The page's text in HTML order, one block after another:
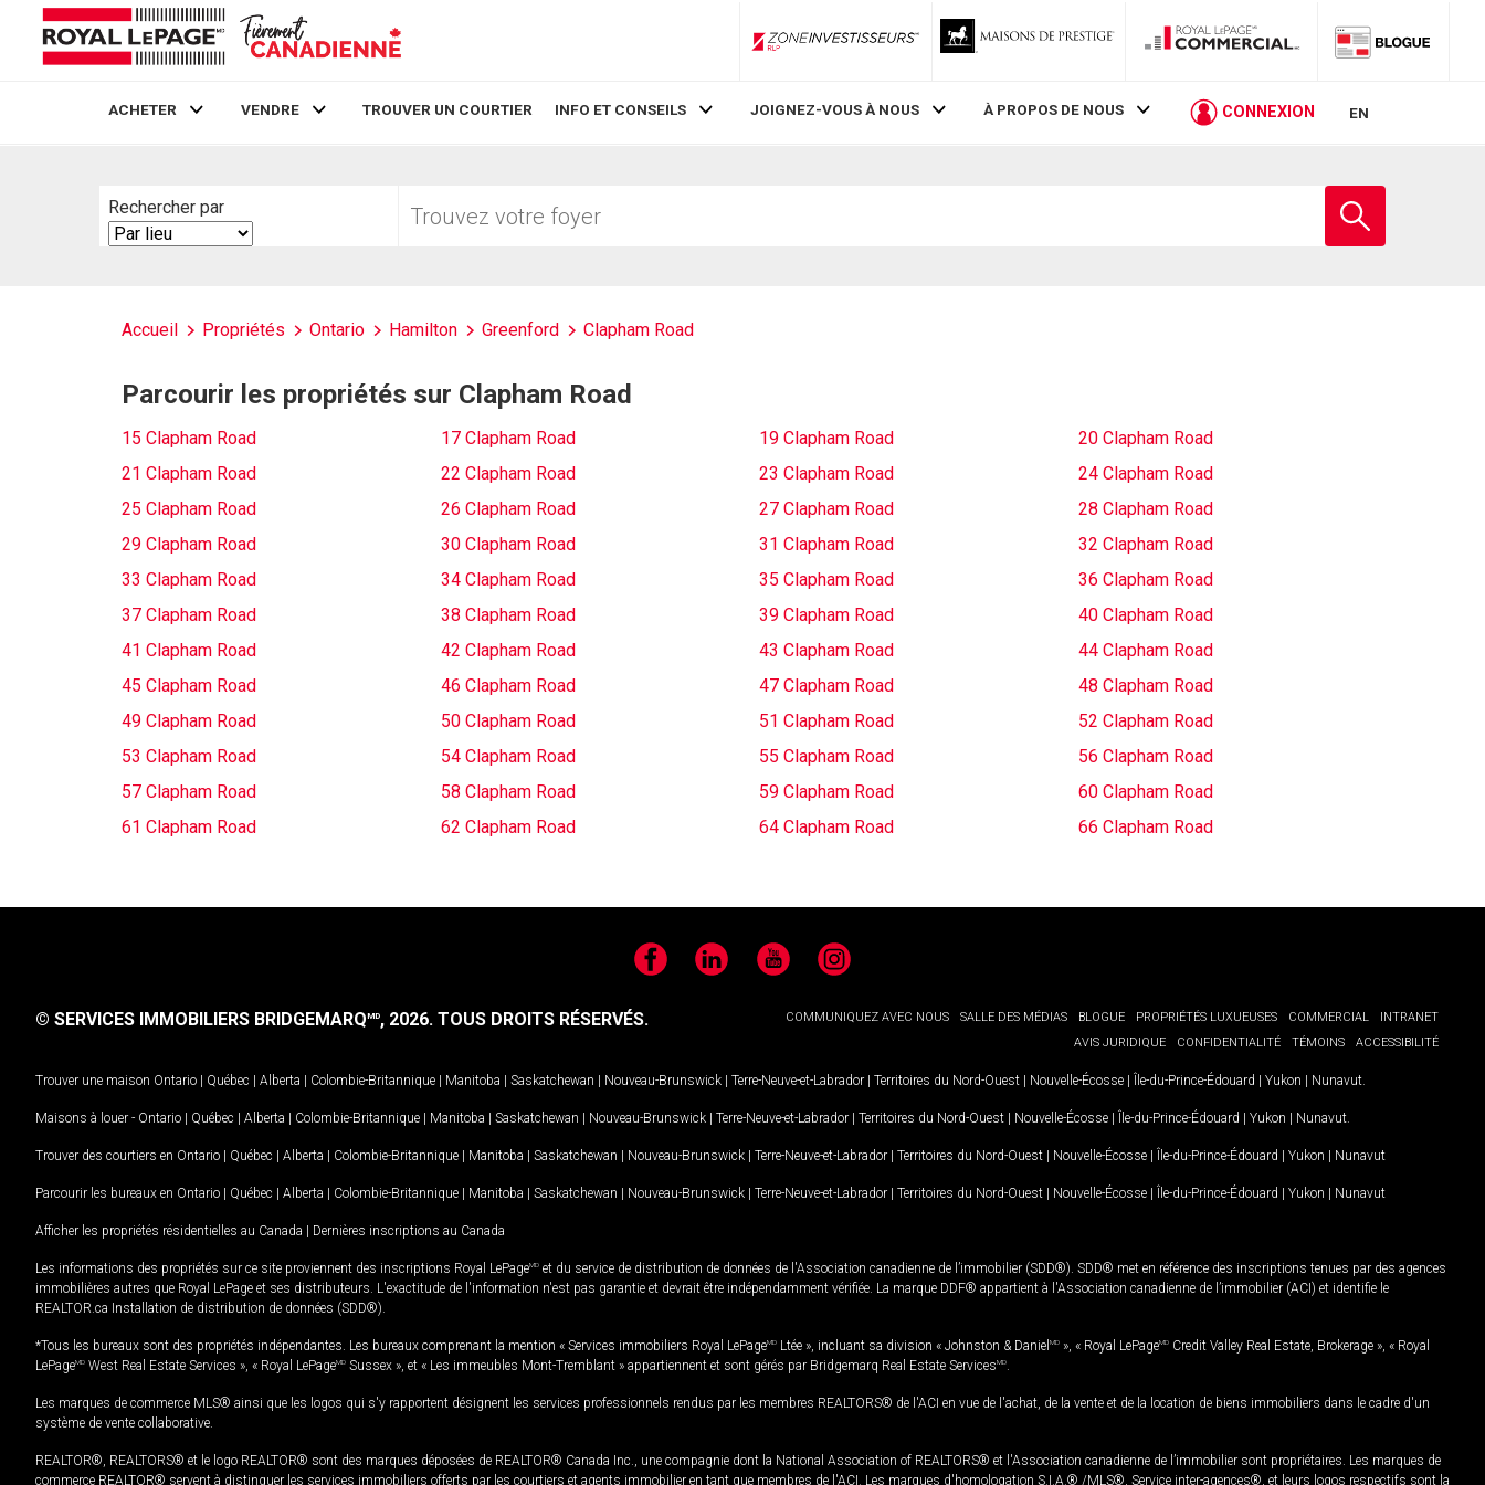
ZoneInvestisseurs RLP
ACHETER VENDRE TROUVER UN COURTIER INFO ET CONSEILS JOIGNEZ-VOUS À NOUS À PROPOS DE NOUS CONNEXION EN
Rechercher par
Search
By
votre
Accueil Propriétés Ontario Hamilton Greenford Clapham Road
Parcourir les propriétés sur Clapham Road
15 Clapham Road 17 Clapham Road 19 Clapham Road
20 Clapham Road
21 Clapham Road
22 Clapham Road 23 Clapham Road
24 Clapham Road
25 Clapham Road
26 Clapham Road 27 Clapham Road
28 Clapham Road
29 Clapham Road
30 Clapham Road 31 Clapham Road
32 Clapham Road
33 Clapham Road
34 Clapham Road 35 Clapham Road
36 Clapham Road
37 Clapham Road
38 Clapham Road 39 Clapham Road
40 Clapham Road
41 Clapham Road
42 Clapham Road 43 Clapham Road
44 Clapham Road
45 Clapham Road
46 Clapham Road 47 Clapham Road
48 Clapham Road
49 Clapham Road
50 Clapham Road 51 Clapham Road
52 Clapham Road
53 Clapham Road
54 Clapham Road 55 Clapham Road
56 Clapham Road
57 Clapham Road
58 Clapham Road 59 Clapham Road
60 Clapham Road
61 Clapham Road
62 Clapham Road 64 Clapham Road 66 Clapham Road
FacebookLinkedIn YouTubeInstagram
COMMUNIQUEZ AVEC NOUS SALLE DES MÉDIAS BLOGUE PROPRIÉTÉS LUXUEUSES COMMERCIAL
INTRANET
AVIS JURIDIQUE
CONFIDENTIALITÉ TÉMOINS ACCESSIBILITÉ
© SERVICES IMMOBILIERS BRIDGEMARQMD, 2026. TOUS DROITS RÉSERVÉS.
Trouver une maison Ontario | Québec | Alberta | Colombie-Britannique | Manitoba | Saskatchewan | Nouveau-Brunswick | Terre-Neuve-et-Labrador | Territoires du Nord-Ouest | Nouvelle-Écosse | Île-du-Prince-Édouard | Yukon | Nunavut
Maisons à louer - Ontario | Québec | Alberta | Colombie-Britannique | Manitoba | Saskatchewan | Nouveau-Brunswick | Terre-Neuve-et-Labrador | Territoires du Nord-Ouest | Nouvelle-Écosse | Île-du-Prince-Édouard | Yukon | Nunavut
Trouver des courtiers en Ontario | Québec | Alberta | Colombie-Britannique | Manitoba | Saskatchewan | Nouveau-Brunswick | Terre-Neuve-et-Labrador | Territoires du Nord-Ouest | Nouvelle-Écosse | Île-du-Prince-Édouard | Yukon | Nunavut
Parcourir les bureaux en Ontario | Québec | Alberta | Colombie-Britannique | Manitoba | Saskatchewan | Nouveau-Brunswick | Terre-Neuve-et-Labrador | Territoires du Nord-Ouest | Nouvelle-Écosse | Île-du-Prince-Édouard | Yukon | Nunavut
Afficher les propriétés résidentielles au Canada | Dernières inscriptions au Canada
Les informations des propriétés sur ce site proviennent des inscriptions Royal LePageMD et du service de distribution de données de l'Association canadienne de l’immobilier (SDD®). SDD® met en référence des inscriptions tenues par des agences
immobilières autres que Royal LePage et ses distributeurs. L'exactitude de l'information n'est pas garantie et devrait être indépendamment vérifiée. La marque DDF® appartient à l'Association canadienne de l’immobilier (ACI) et identifie le
REALTOR.ca Installation de distribution de données (SDD®).
*Tous les bureaux sont des propriétés indépendantes. Les bureaux comprenant la mention « Services immobiliers Royal LePageMD Ltée », incluant sa division « Johnston & Daniel MD », « Royal LePageMD Credit Valley Real Estate, Brokerage », « Royal
LePageMD West Real Estate Services », « Royal LePageMD Sussex », et « Les immeubles Mont-Tremblant » appartiennent et sont gérés par Bridgemarq Real Estate ServicesMD
Les marques de commerce MLS® ainsi que les logos qui s'y rapportent désignent les services professionnels rendus par les membres REALTORS® de l'ACI en vue de l'achat, de la vente et de la location de biens immobiliers dans le cadre d'un
système de vente collaborative.
REALTOR®, REALTORS® et le logo REALTOR® sont des marques déposées de REALTOR® Canada Inc., une compagnie dont la National Association of REALTORS® et l'Association canadienne de l’immobilier sont propriétaires. Les marques de
commerce REALTOR® servent à distinguer les services immobiliers offerts par les courtiers et agents immobilier en tant que membres de l'ACI. Les marques d'homologation S.I.A.® /MLS®, Service inter-agences®, et leurs logos respectifs sont la